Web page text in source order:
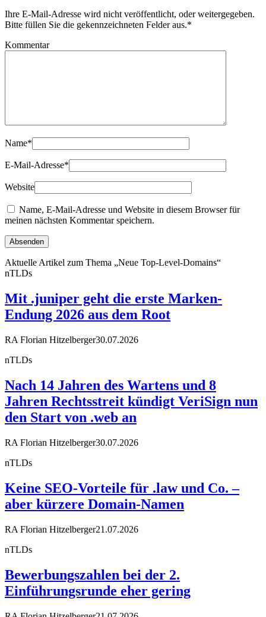
Ihre E-Mail-Adresse wird nicht veröffentlicht, oder weitergegeben.
Bitte füllen Sie die gekennzeichneten Felder aus.*
Kommentar
Name*
E-Mail-Adresse*
Website
Name, E-Mail-Adresse und Website in diesem Browser für
meinen nächsten Kommentar speichern.
Aktuelle Artikel zum Thema „Neue Top-Level-Domains“
nTLDs
Mit .juniper geht die erste Marken-
Endung 2026 aus dem Root
RA Florian Hitzelberger30.07.2026
nTLDs
Nach 14 Jahren des Wartens und 8
Jahren Rechtsstreit kündigt VeriSign nun
den Start von .web an
RA Florian Hitzelberger30.07.2026
nTLDs
Keine SEO-Vorteile für .law und Co. –
aber kürzere Domain-Namen
RA Florian Hitzelberger21.07.2026
nTLDs
Bewerbungszahlen bei der 2.
Einführungsrunde eher gering